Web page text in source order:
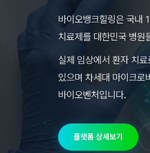
바이오뱅크힐링은 국내
치료제를 대한민국 병원
실제 임상에서 환자 치
있으며 차세대 마이크로
바이오벤처입니다.
플랫폼 상세보기